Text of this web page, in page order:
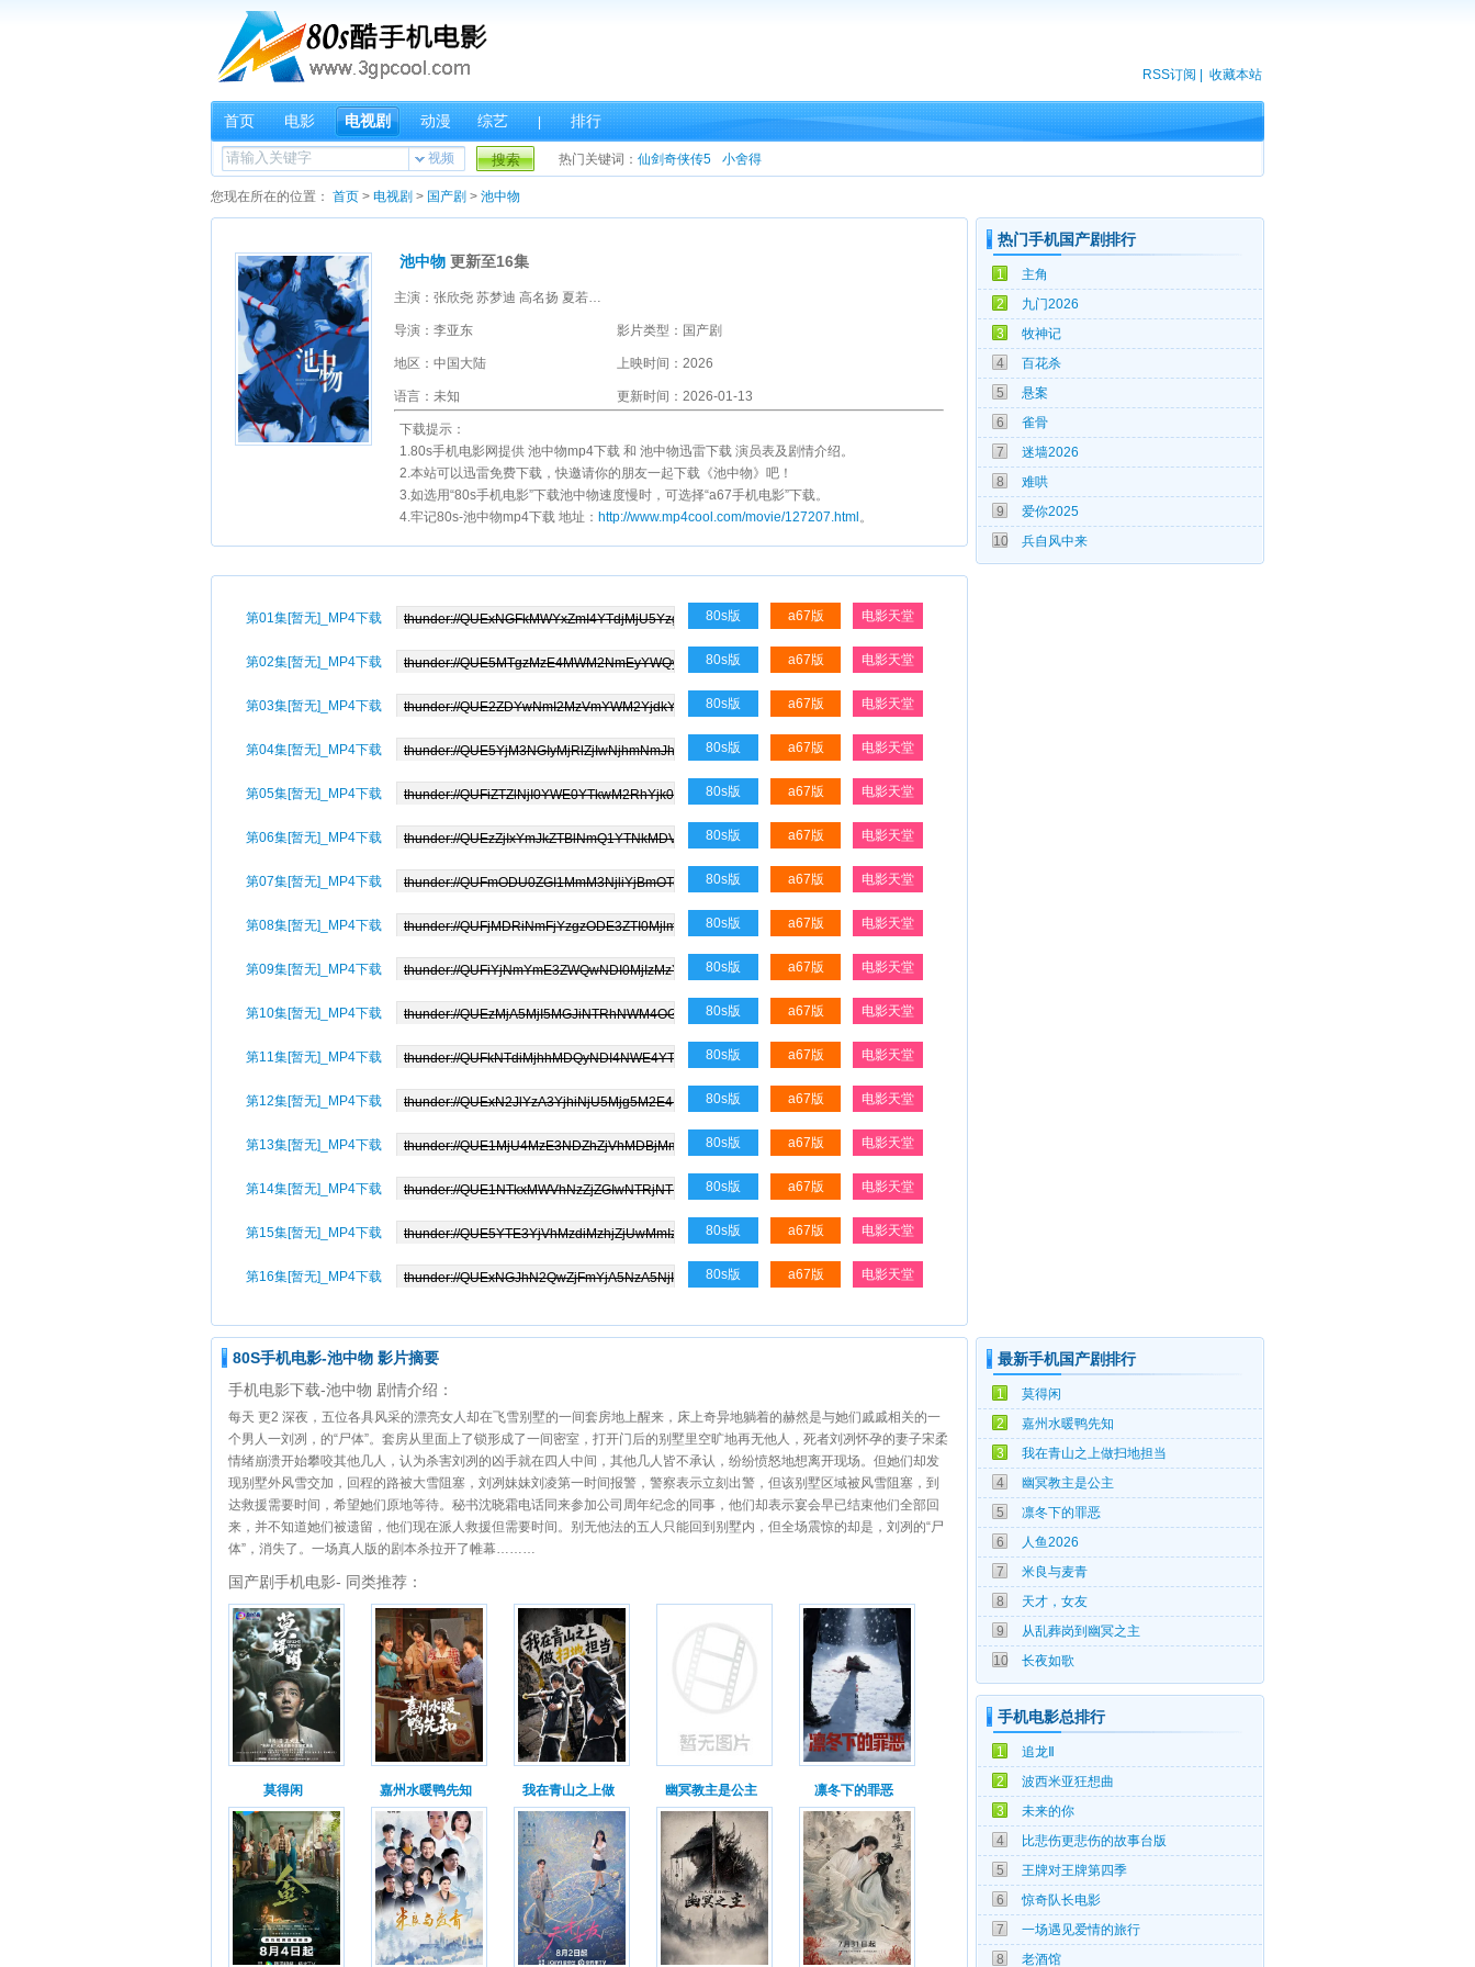
RSS订阅 收藏本站
首页 电影 电视剧 动漫 综艺 | 排行
视频 搜索 热门关键词： 仙剑奇侠传5 小舍得
您现在所在的位置： 首页 > 电视剧 > 国产剧 > 池中物
池中物 更新至16集
主演：张欣尧 苏梦迪 高名扬 夏若妍 孟西 吴芊妤 曹博
导演：李亚东 影片类型：国产剧
地区：中国大陆 上映时间：2026
语言：未知 更新时间：2026-01-13
下载提示：
1.80s手机电影网提供 池中物mp4下载 和 池中物迅雷下载 演员表及剧情介绍。
2.本站可以迅雷免费下载，快邀请你的朋友一起下载《池中物》吧！
3.如选用“80s手机电影”下载池中物速度慢时，可选择“a67手机电影”下载。
4.牢记80s-池中物mp4下载 地址： http://www.mp4cool.com/movie/127207.html 。
热门手机国产剧排行
1 主角
2 九门2026
3 牧神记
4 百花杀
5 悬案
6 雀骨
7 迷墙2026
8 难哄
9 爱你2025
10 兵自风中来
第01集[暂无]_MP4下载 80s版 a67版 电影天堂
第02集[暂无]_MP4下载 80s版 a67版 电影天堂
第03集[暂无]_MP4下载 80s版 a67版 电影天堂
第04集[暂无]_MP4下载 80s版 a67版 电影天堂
第05集[暂无]_MP4下载 80s版 a67版 电影天堂
第06集[暂无]_MP4下载 80s版 a67版 电影天堂
第07集[暂无]_MP4下载 80s版 a67版 电影天堂
第08集[暂无]_MP4下载 80s版 a67版 电影天堂
第09集[暂无]_MP4下载 80s版 a67版 电影天堂
第10集[暂无]_MP4下载 80s版 a67版 电影天堂
第11集[暂无]_MP4下载 80s版 a67版 电影天堂
第12集[暂无]_MP4下载 80s版 a67版 电影天堂
第13集[暂无]_MP4下载 80s版 a67版 电影天堂
第14集[暂无]_MP4下载 80s版 a67版 电影天堂
第15集[暂无]_MP4下载 80s版 a67版 电影天堂
第16集[暂无]_MP4下载 80s版 a67版 电影天堂
最新手机国产剧排行
1 莫得闲
2 嘉州水暖鸭先知
3 我在青山之上做扫地担当
4 幽冥教主是公主
5 凛冬下的罪恶
6 人鱼2026
7 米良与麦青
8 天才，女友
9 从乱葬岗到幽冥之主
10 长夜如歌
手机电影总排行
1 追龙Ⅱ
2 波西米亚狂想曲
3 未来的你
4 比悲伤更悲伤的故事台版
5 王牌对王牌第四季
6 惊奇队长电影
7 一场遇见爱情的旅行
8 老酒馆
80S手机电影-池中物 影片摘要
手机电影下载-池中物 剧情介绍：
每天 更2 深夜，五位各具风采的漂亮女人却在飞雪别墅的一间套房地上醒来，床上奇异地躺着的赫然是与她们戚戚相关的一
个男人一刘冽，的“尸体”。套房从里面上了锁形成了一间密室，打开门后的别墅里空旷地再无他人，死者刘冽怀孕的妻子宋柔
情绪崩溃开始攀咬其他几人，认为杀害刘冽的凶手就在四人中间，其他几人皆不承认，纷纷愤怒地想离开现场。但她们却发
现别墅外风雪交加，回程的路被大雪阻塞，刘冽妹妹刘凌第一时间报警，警察表示立刻出警，但该别墅区域被风雪阻塞，到
达救援需要时间，希望她们原地等待。秘书沈晓霜电话同来参加公司周年纪念的同事，他们却表示宴会早已结束他们全部回
来，并不知道她们被遗留，他们现在派人救援但需要时间。别无他法的五人只能回到别墅内，但全场震惊的却是，刘冽的“尸
体”，消失了。一场真人版的剧本杀拉开了帷幕………
国产剧手机电影- 同类推荐：
莫得闲 嘉州水暖鸭先知 我在青山之上做 幽冥教主是公主 凛冬下的罪恶